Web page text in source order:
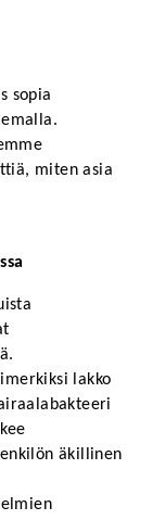
sopia
miten asia
lakko
äkillinen